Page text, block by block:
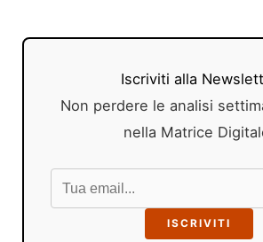
Iscriviti alla
Non perdere le analisi
nella Matrice
ISCRIVITI